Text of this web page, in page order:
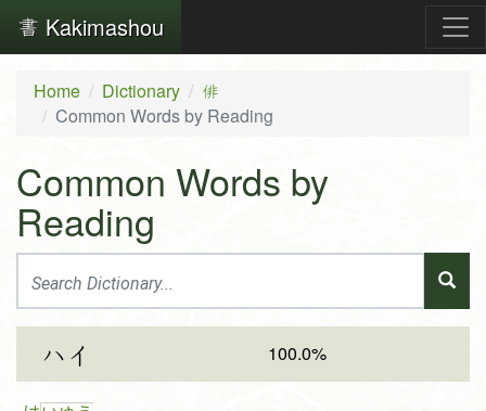
Kakimashou
Home Dictionary 俳
Common Words by Reading
Common Words by
Reading
ハイ 100.0%